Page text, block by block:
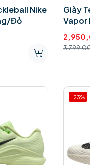
Nike
Đỏ
Giày
Vapor
-23%